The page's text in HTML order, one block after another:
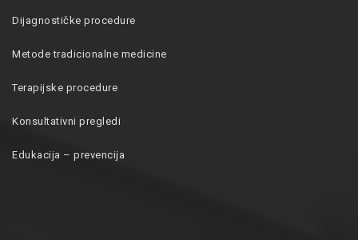
Dijagnostičke procedure
Metode tradicionalne medicine
Terapijske procedure
Konsultativni pregledi
Edukacija – prevencija